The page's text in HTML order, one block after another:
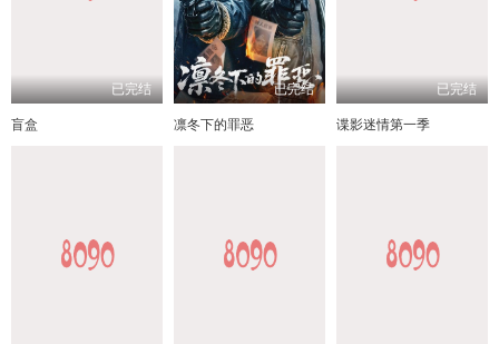
已完结
盲盒
已完结
凛冬下的罪恶
已完结
谍影迷情第一季